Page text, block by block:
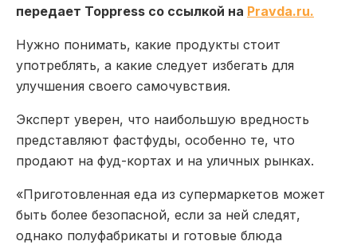
передает Toppress со ссылкой на Рravda.ru.
Нужно понимать, какие продукты стоит
употреблять, а какие следует избегать для
улучшения своего самочувствия.
Эксперт уверен, что наибольшую вредность
представляют фастфуды, особенно те, что
продают на фуд-кортах и на уличных рынках.
«Приготовленная еда из супермаркетов может
быть более безопасной, если за ней следят,
однако полуфабрикаты и готовые блюда